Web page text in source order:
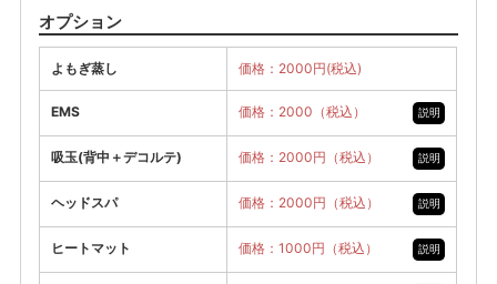
オプション
よもぎ蒸し 価格：2000円(税込)
EMS 説明
価格：2000（税込）
吸玉(背中＋デコルテ) 説明
価格：2000円（税込）
ヘッドスパ 説明
価格：2000円（税込）
ヒートマット 説明
価格：1000円（税込）